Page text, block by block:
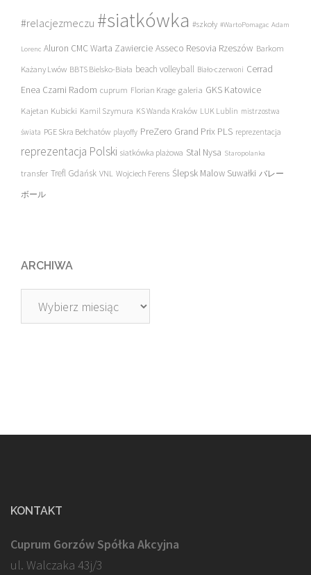
#relacjezmeczu #siatkówka #szkoły #WartoPomagac Adam
Lorenc Aluron CMC Warta Zawiercie Asseco Resovia Rzeszów Barkom
Każany Lwów BBTS Bielsko-Biała beach volleyball Biało-czerwoni Cerrad
Enea Czarni Radom cuprum Florian Krage galeria GKS Katowice
Kajetan Kubicki Kamil Szymura KS Wanda Kraków LUK Lublin mistrzostwa
świata PGE Skra Bełchatów playoffy PreZero Grand Prix PLS reprezentacja
reprezentacja Polski siatkówka plażowa Stal Nysa Staropolanka
transfer Trefl Gdańsk VNL Wojciech Ferens Ślepsk Malow Suwałki バレー
ボール
ARCHIWA
Archiwa
KONTAKT
Cuprum Gorzów Spółka Akcyjna
ul. Walczaka 43j/3